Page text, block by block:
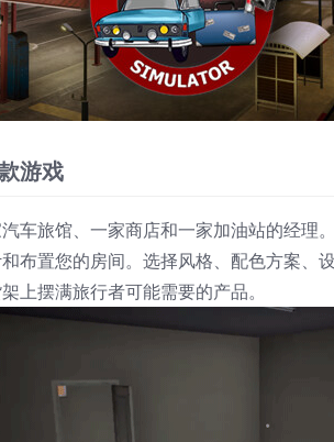
游戏
车旅馆、一家商店和一家加油站的经理
布置您的房间。选择风格、配色方案、
上摆满旅行者可能需要的产品。